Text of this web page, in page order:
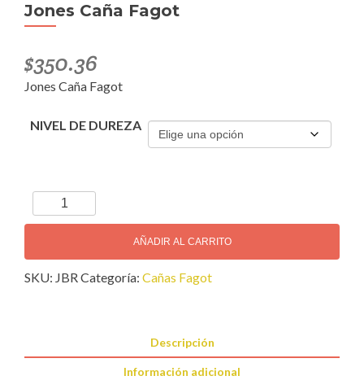
Jones Caña Fagot
$350.36
Jones Caña Fagot
NIVEL DE DUREZA
Jones
Caña
cantidad
AÑADIR AL CARRITO
SKU: JBRCategoría: Cañas Fagot
Descripción
Información adicional